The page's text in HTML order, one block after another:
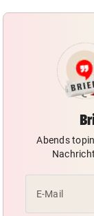
Abends
E-Mail